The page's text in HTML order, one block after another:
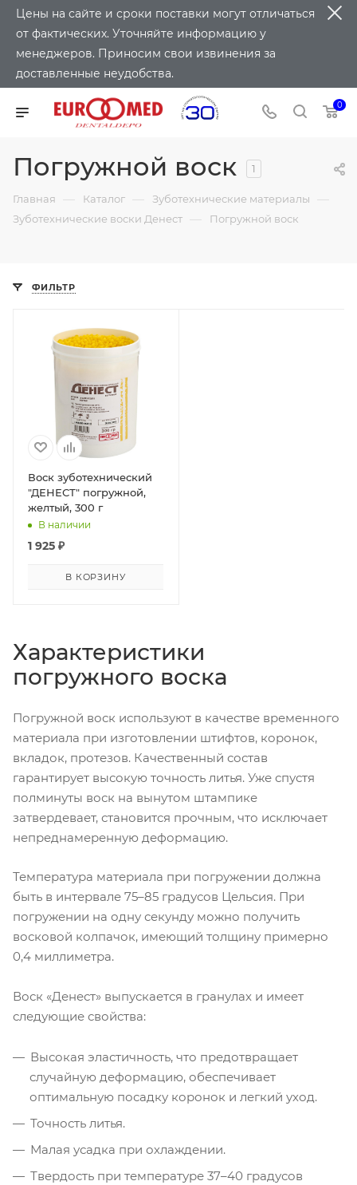
Цены на сайте и сроки поставки могут отличаться
от фактических. Уточняйте информацию у
менеджеров. Приносим свои извинения за
доставленные неудобства.
0
Погружной воск 1
Главная — Каталог — Зуботехнические материалы —
Зуботехнические воски Денест — Погружной воск
ФИЛЬТР
Воск зуботехнический
"ДЕНЕСТ" погружной,
желтый, 300 г
В наличии
1 925 ₽
В КОРЗИНУ
Характеристики
погружного воска
Погружной воск используют в качестве временного
материала при изготовлении штифтов, коронок,
вкладок, протезов. Качественный состав
гарантирует высокую точность литья. Уже спустя
полминуты воск на вынутом штампике
затвердевает, становится прочным, что исключает
непреднамеренную деформацию.
Температура материала при погружении должна
быть в интервале 75–85 градусов Цельсия. При
погружении на одну секунду можно получить
восковой колпачок, имеющий толщину примерно
0,4 миллиметра.
Воск «Денест» выпускается в гранулах и имеет
следующие свойства:
Высокая эластичность, что предотвращает
случайную деформацию, обеспечивает
оптимальную посадку коронок и легкий уход.
Точность литья.
Малая усадка при охлаждении.
Твердость при температуре 37–40 градусов